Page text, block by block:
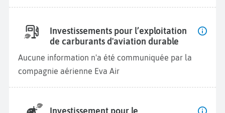
Investissements pour l’exploitation
de carburants d'aviation durable
Aucune information n'a été communiquée par la
compagnie aérienne Eva Air